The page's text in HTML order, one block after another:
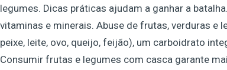
legumes. Dicas práticas ajudam a ganhar a
vitaminas e minerais. Abuse de frutas, verduras e
peixe, leite, ovo, queijo, feijão), um carboidrato
Consumir frutas e legumes com casca garante